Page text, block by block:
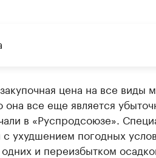
цена на все виды
все еще является
в «Руспродсоюзе».
с ухудшением погодных
и переизбытком